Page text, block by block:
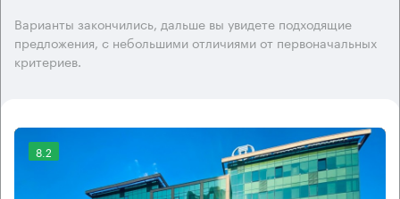
Варианты закончились, дальше вы увидете подходящие
предложения, с небольшими отличиями от первоначальных
критериев.
8.2